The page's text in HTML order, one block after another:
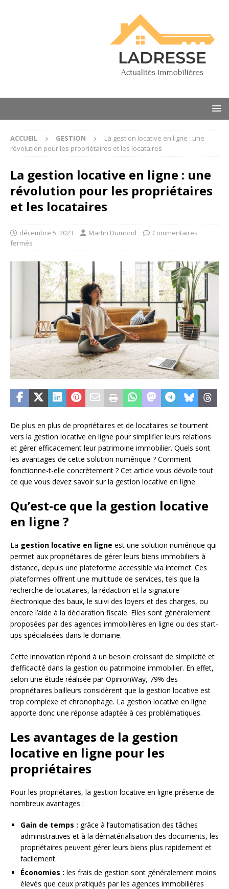
ACCUEIL GESTION
La gestion locative en ligne : une
révolution pour les propriétaires et les locataires
La gestion locative en ligne : une
révolution pour les propriétaires
et les locataires
décembre 5, 2023 Martin Dumond
Commentaires
fermés
De plus en plus de propriétaires et de locataires se tournent
vers la gestion locative en ligne pour simplifier leurs relations
et gérer efficacement leur patrimoine immobilier. Quels sont
les avantages de cette solution numérique ? Comment
fonctionne-t-elle concrètement ? Cet article vous dévoile tout
ce que vous devez savoir sur la gestion locative en ligne.
Qu’est-ce que la gestion locative
en ligne ?
La gestion locative en ligne est une solution numérique qui
permet aux propriétaires de gérer leurs biens immobiliers à
distance, depuis une plateforme accessible via internet. Ces
plateformes offrent une multitude de services, tels que la
recherche de locataires, la rédaction et la signature
électronique des baux, le suivi des loyers et des charges, ou
encore l’aide à la déclaration fiscale. Elles sont généralement
proposées par des agences immobilières en ligne ou des start-
ups spécialisées dans le domaine.
Cette innovation répond à un besoin croissant de simplicité et
d’efficacité dans la gestion du patrimoine immobilier. En effet,
selon une étude réalisée par OpinionWay, 79% des
propriétaires bailleurs considèrent que la gestion locative est
trop complexe et chronophage. La gestion locative en ligne
apporte donc une réponse adaptée à ces problématiques.
Les avantages de la gestion
locative en ligne pour les
propriétaires
Pour les propriétaires, la gestion locative en ligne présente de
nombreux avantages :
Gain de temps : grâce à l’automatisation des tâches
administratives et à la dématérialisation des documents, les
propriétaires peuvent gérer leurs biens plus rapidement et
facilement.
Économies : les frais de gestion sont généralement moins
élevés que ceux pratiqués par les agences immobilières